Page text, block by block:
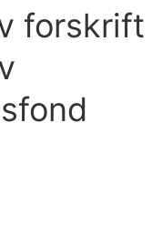
forskrift